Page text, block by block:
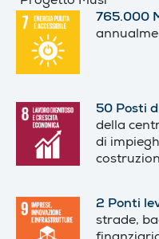
765.000
50 Posti
della
di
2 Ponti
strade,